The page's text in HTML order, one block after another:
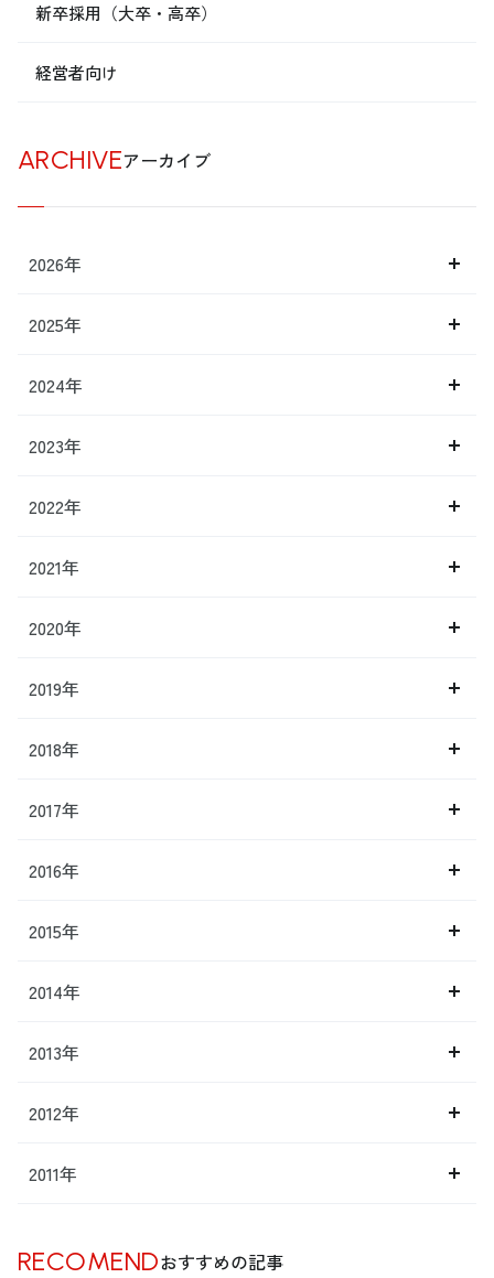
新卒採用（大卒・高卒）
経営者向け
ARCHIVEアーカイブ
2026年
2025年
2024年
2023年
2022年
2021年
2020年
2019年
2018年
2017年
2016年
2015年
2014年
2013年
2012年
2011年
RECOMENDおすすめの記事